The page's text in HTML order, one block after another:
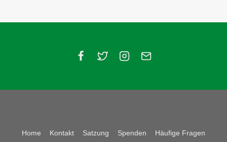
Home Kontakt Satzung Spenden
Häufige Fragen